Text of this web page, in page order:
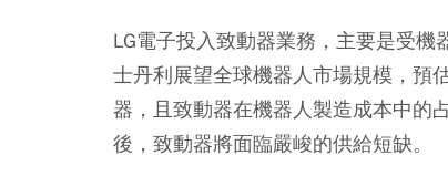
LG電子投入致動器業務，主要是受
士丹利展望全球機器人市場規模，預
器，且致動器在機器人製造成本中的
後，致動器將面臨嚴峻的供給短缺。